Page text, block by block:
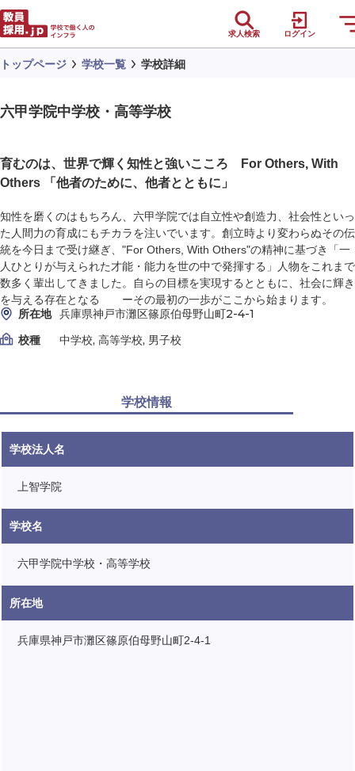
求人検索 ログイン
トップページ 学校一覧 学校詳細
六甲学院中学校・高等学校
育むのは、世界で輝く知性と強いこころ For Others, With
Others 「他者のために、他者とともに」
知性を磨くのはもちろん、六甲学院では自立性や創造力、社会性といっ
た人間力の育成にもチカラを注いでいます。創立時より変わらぬその伝
統を今日まで受け継ぎ、"For Others, With Others"の精神に基づき「一
人ひとりが与えられた才能・能力を世の中で発揮する」人物をこれまで
数多く輩出してきました。自らの目標を実現するとともに、社会に輝き
を与える存在となる ーその最初の一歩がここから始まります。
所在地 兵庫県神戸市灘区篠原伯母野山町2-4-1
校種
中学校, 高等学校, 男子校
学校情報
学校法人名
上智学院
学校名
六甲学院中学校・高等学校
所在地
兵庫県神戸市灘区篠原伯母野山町2-4-1